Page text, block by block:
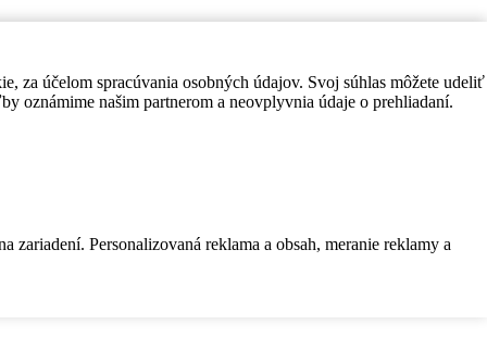
za účelom spracúvania osobných údajov. Svoj súhlas môžete udeliť
oznámime našim partnerom a neovplyvnia údaje o prehliadaní.
Personalizovaná reklama a obsah, meranie reklamy a